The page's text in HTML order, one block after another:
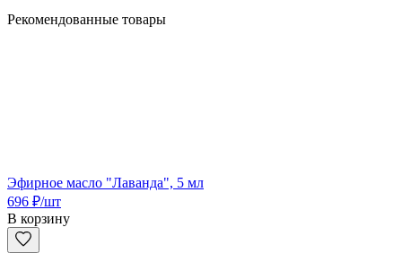
Рекомендованные товары
Эфирное масло "Лаванда", 5 мл
696 ₽/шт
В корзину